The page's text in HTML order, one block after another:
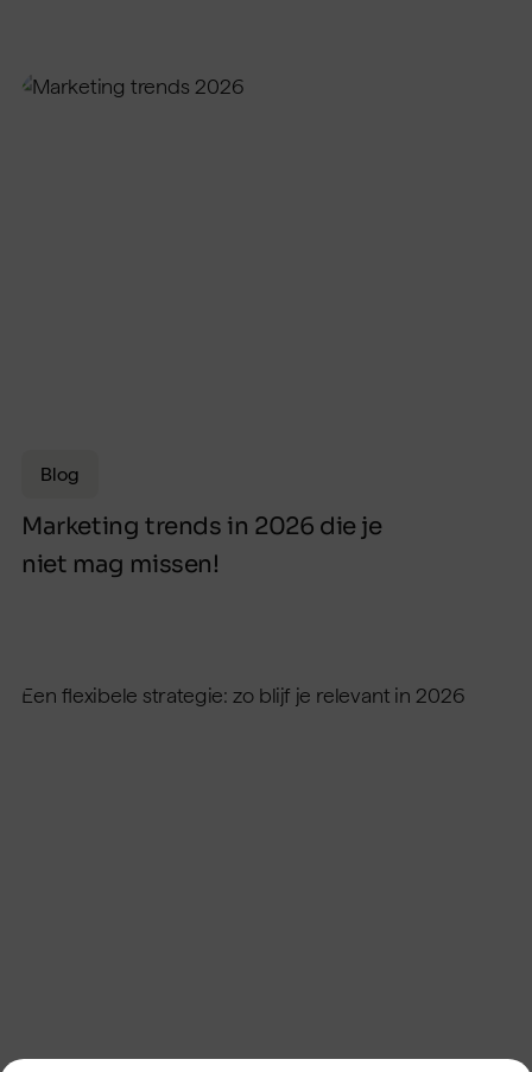
Blog
Marketing trends in 2026 die je
niet mag missen!